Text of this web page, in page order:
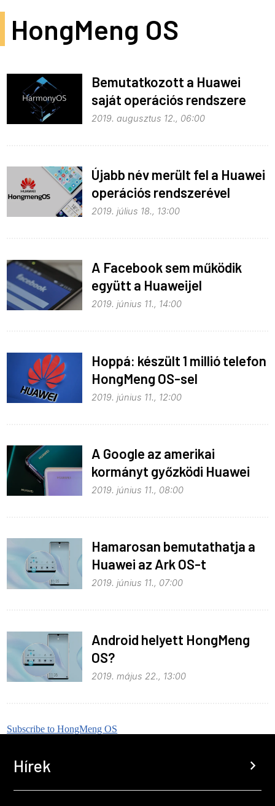
HongMeng OS
Bemutatkozott a Huawei
saját operációs rendszere
2019. augusztus 12., 06:00
Újabb név merült fel a Huawei
operációs rendszerével
kapcsolatban
2019. július 18., 13:00
A Facebook sem működik
együtt a Huaweijel
2019. június 11., 14:00
Hoppá: készült 1 millió telefon
HongMeng OS-sel
2019. június 11., 12:00
A Google az amerikai
kormányt győzködi Huawei
ügyben
2019. június 11., 08:00
Hamarosan bemutathatja a
Huawei az Ark OS-t
2019. június 11., 07:00
Android helyett HongMeng
OS?
2019. május 22., 13:00
Subscribe to HongMeng OS
Hírek chevron_right